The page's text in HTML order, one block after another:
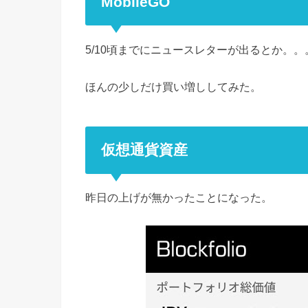
5/10頃までにニュースレターが出るとか。。
ほんの少しだけ買い増ししてみた。
仮想通貨資産
昨日の上げが無かったことになった。